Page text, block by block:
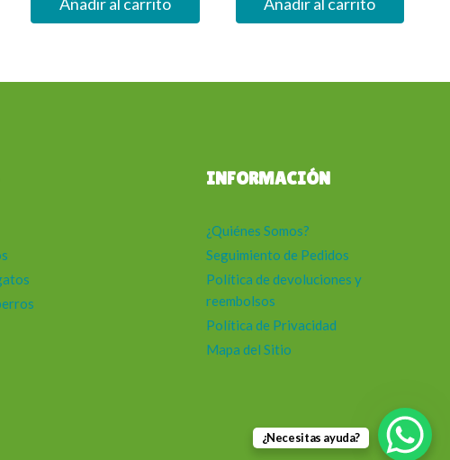
INFORMACIÓN
¿Quiénes Somos?
Seguimiento de Pedidos
Política de devoluciones y
reembolsos
Política de Privacidad
Mapa del Sitio
¿Necesitas ayuda?